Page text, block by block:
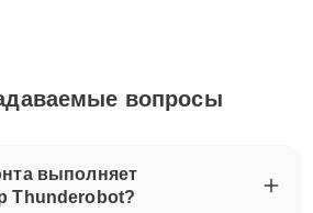
вопросы
выполняет
Thunderobot?